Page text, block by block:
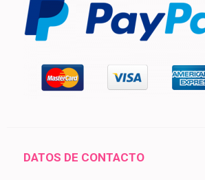
DATOS DE CONTACTO